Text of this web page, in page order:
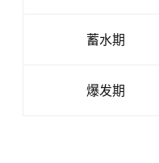
蓄水期
爆发期